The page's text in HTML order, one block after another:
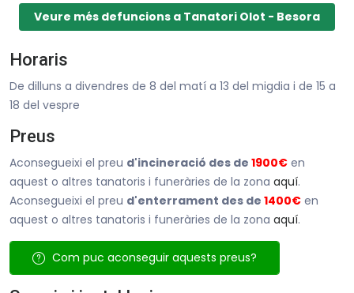
Veure més defuncions a Tanatori Olot - Besora
Horaris
De dilluns a divendres de 8 del matí a 13 del migdia i de 15 a
18 del vespre
Preus
Aconsegueixi el preu d'incineració des de 1900€ en
aquest o altres tanatoris i funeràries de la zona aquí.
Aconsegueixi el preu d'enterrament des de 1400€ en
aquest o altres tanatoris i funeràries de la zona aquí.
Com puc aconseguir aquests preus?